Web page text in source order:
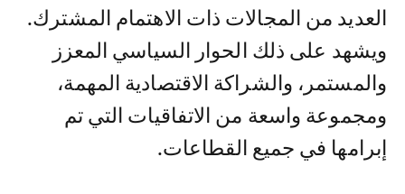
العديد من المجالات ذات الاهتمام المشترك.
ويشهد على ذلك الحوار السياسي المعزز
والمستمر، والشراكة الاقتصادية المهمة،
ومجموعة واسعة من الاتفاقيات التي تم
إبرامها في جميع القطاعات.